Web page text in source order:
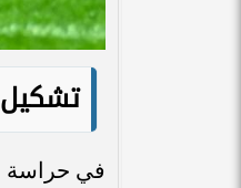
في حراسة